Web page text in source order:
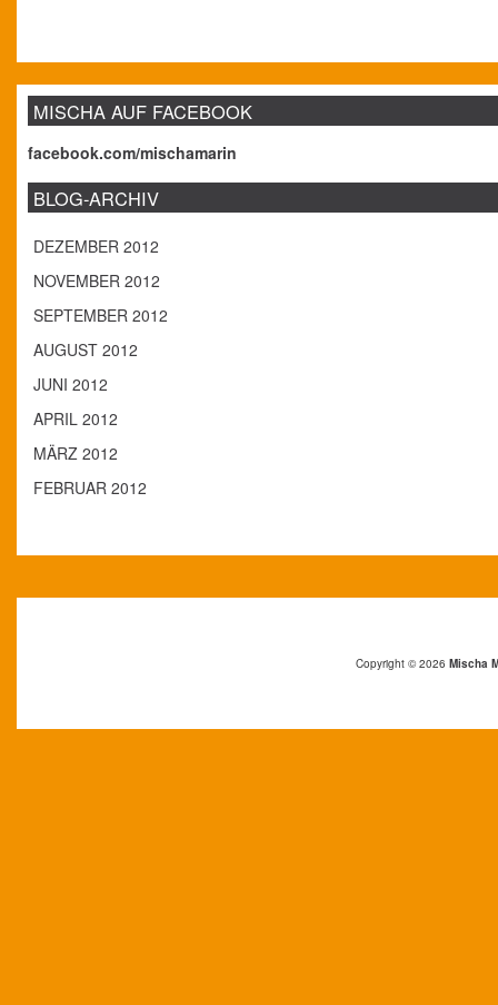
MISCHA AUF FACEBOOK
facebook.com/mischamarin
BLOG-ARCHIV
DEZEMBER 2012
NOVEMBER 2012
SEPTEMBER 2012
AUGUST 2012
JUNI 2012
APRIL 2012
MÄRZ 2012
FEBRUAR 2012
Copyright © 2026 Mischa